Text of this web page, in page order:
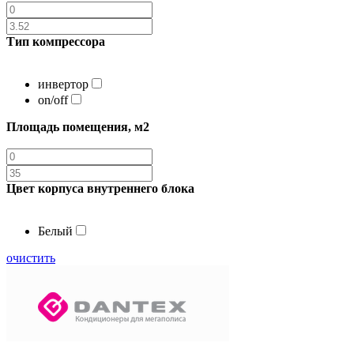
Тип компрессора
инвертор
on/off
Площадь помещения, м2
Цвет корпуса внутреннего блока
Белый
очистить